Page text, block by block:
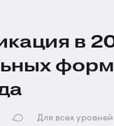
в
Для всех уровней